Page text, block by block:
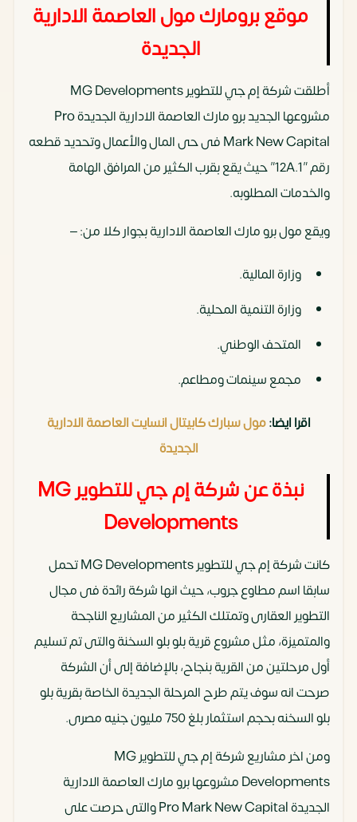
موقع برومارك مول العاصمة الادارية
الجديدة
أطلقت شركة إم جي للتطوير MG Developments
مشروعها الجديد برو مارك العاصمة الادارية الجديدة Pro
Mark New Capital فى حى المال والأعمال وتحديد قطعه
رقم ”12A.1” حيث يقع بقرب الكثير من المرافق الهامة
والخدمات المطلوبه.
ويقع مول برو مارك العاصمة الادارية بجوار كلا من: –
وزارة المالية.
وزارة التنمية المحلية.
المتحف الوطني.
مجمع سينمات ومطاعم.
اقرا ايضا:مول سبارك كابيتال انسايت العاصمة الادارية
الجديدة
نبذة عن شركة إم جي للتطوير MG
Developments
كانت شركة إم جي للتطوير MG Developments تحمل
سابقا اسم مطاوع جروب، حيث انها شركة رائدة فى مجال
التطوير العقارى وتمتلك الكثير من المشاريع الناجحة
والمتميزة، مثل مشروع قرية بلو بلو السخنة والتى تم تسليم
أول مرحلتين من القرية بنجاح، بالإضافة إلى أن الشركة
صرحت انه سوف يتم طرح المرحلة الجديدة الخاصة بقرية بلو
بلو السخنه بحجم استثمار بلغ 750 مليون جنيه مصرى.
ومن اخر مشاريع شركة إم جي للتطوير MG
Developments مشروعها برو مارك العاصمة الادارية
الجديدة Pro Mark New Capital والتى حرصت على